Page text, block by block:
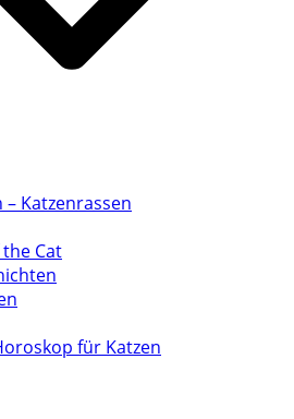
– Katzenrassen
Cat
für Katzen